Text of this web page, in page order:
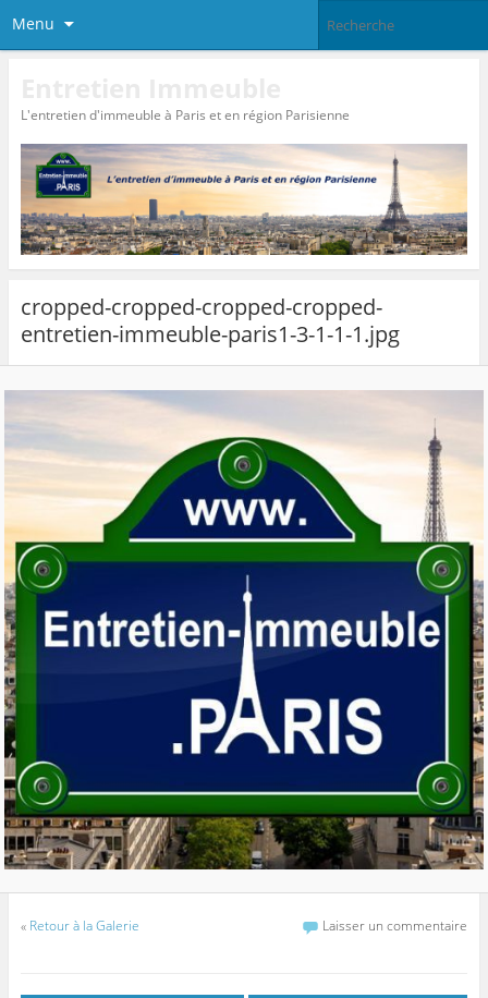
Menu
L'entretien d'immeuble à Paris et en région Parisienne
cropped-cropped-cropped-cropped-
entretien-immeuble-paris1-3-1-1-1.jpg
« Retour à la Galerie Laisser un commentaire